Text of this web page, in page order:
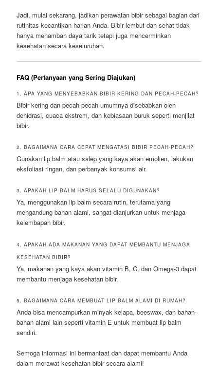
Jadi, mulai sekarang, jadikan perawatan bibir sebagai bagian dari
rutinitas kecantikan harian Anda. Bibir lembut dan sehat tidak
hanya menambah daya tarik tetapi juga mencerminkan
kesehatan secara keseluruhan.
FAQ (Pertanyaan yang Sering Diajukan)
1. APA YANG MENYEBABKAN BIBIR KERING DAN PECAH-PECAH?
Bibir kering dan pecah-pecah umumnya disebabkan oleh
dehidrasi, cuaca ekstrem, dan kebiasaan buruk seperti menjilat
bibir.
2. BAGAIMANA CARA CEPAT MENGATASI BIBIR PECAH-PECAH?
Gunakan lip balm atau salep yang kaya akan emolien, lakukan
eksfoliasi ringan, dan perbanyak konsumsi air.
3. APAKAH LIP BALM HARUS SELALU DIGUNAKAN?
Ya, menggunakan lip balm secara rutin, terutama yang
mengandung bahan alami, sangat dianjurkan untuk menjaga
kelembapan bibir.
4. APAKAH ADA MAKANAN YANG DAPAT MEMBANTU MENJAGA
KESEHATAN BIBIR?
Ya, makanan yang kaya akan vitamin B, C, dan Omega-3 dapat
membantu menjaga kesehatan bibir.
5. BAGAIMANA CARA MEMBUAT LIP BALM ALAMI DI RUMAH?
Anda bisa mencampurkan minyak kelapa, beeswax, dan bahan-
bahan alami lain seperti vitamin E untuk membuat lip balm
sendiri.
Semoga informasi ini bermanfaat dan dapat membantu Anda
dalam merawat kesehatan bibir secara alami!